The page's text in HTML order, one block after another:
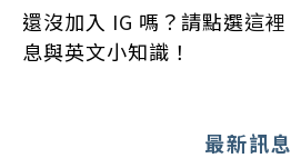
還沒加入 IG 嗎？請點選這裡
息與英文小知識！
最新訊息